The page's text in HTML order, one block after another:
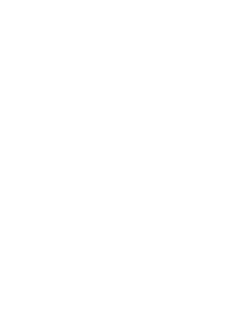
shows y telenovelas